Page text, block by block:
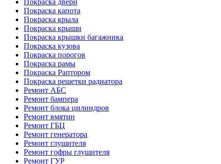
Покраска двери
Покраска капота
Покраска крыла
Покраска крыши
Покраска крышки багажника
Покраска кузова
Покраска порогов
Покраска рамы
Покраска Раптором
Покраска решетки радиатора
Ремонт АБС
Ремонт бампера
Ремонт блока цилиндров
Ремонт вмятин
Ремонт ГБЦ
Ремонт генератора
Ремонт глушителя
Ремонт гофры глушителя
Ремонт ГУР